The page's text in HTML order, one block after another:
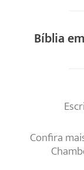
Bíblia
Confira